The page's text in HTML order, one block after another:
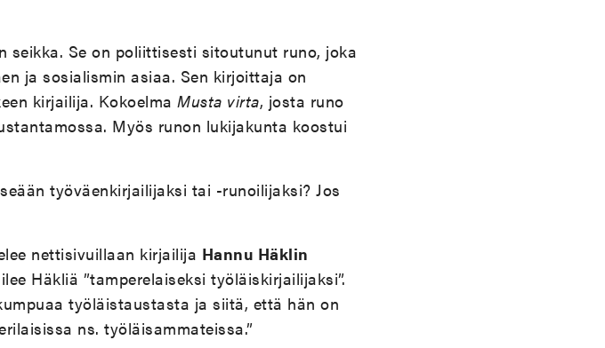
seikka. Se on poliittisesti sitoutunut runo, joka
ja sosialismin asiaa. Sen kirjoittaja on
kirjailija. Kokoelma Musta virta, josta runo
Myös runon lukijakunta koostui
työväenkirjailijaksi tai -runoilijaksi? Jos
nettisivuillaan kirjailija Hannu Häklin
Häkliä ”tamperelaiseksi työläiskirjailijaksi”.
työläistaustasta ja siitä, että hän on
ns. työläisammateissa.”